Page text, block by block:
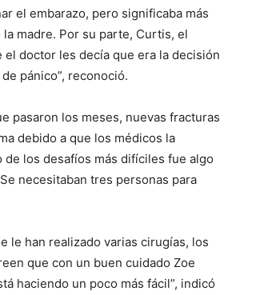
el embarazo, pero significaba más
madre. Por su parte, Curtis, el
doctor les decía que era la decisión
pánico”, reconoció.
pasaron los meses, nuevas fracturas
debido a que los médicos la
los desafíos más difíciles fue algo
necesitaban tres personas para
le han realizado varias cirugías, los
que con un buen cuidado Zoe
haciendo un poco más fácil”, indicó